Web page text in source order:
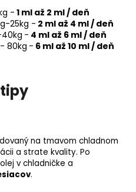
- 1 ml až 2 ml / deň
25kg - 2 ml až 4 ml / deň
- 4 ml až 6 ml / deň
80kg - 6 ml až 10 ml / deň
na tmavom chladnom
a strate kvality. Po
v chladničke a
.